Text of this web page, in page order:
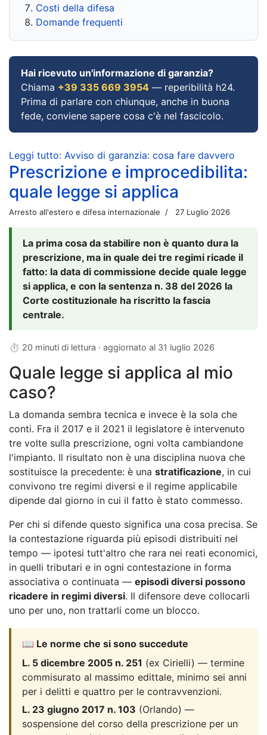
Costi della difesa
Domande frequenti
Hai ricevuto un'informazione di garanzia?
Chiama +39 335 669 3954 — reperibilità h24.
Prima di parlare con chiunque, anche in buona
fede, conviene sapere cosa c'è nel fascicolo.
Leggi tutto: Avviso di garanzia: cosa fare davvero
Prescrizione e improcedibilita:
quale legge si applica
Arresto all'estero e difesa internazionale 27 Luglio 2026
La prima cosa da stabilire non è quanto dura la
prescrizione, ma in quale dei tre regimi ricade il
fatto: la data di commissione decide quale legge
si applica, e con la sentenza n. 38 del 2026 la
Corte costituzionale ha riscritto la fascia
centrale.
⏱ 20 minuti di lettura · aggiornato al 31 luglio 2026
Quale legge si applica al mio
caso?
La domanda sembra tecnica e invece è la sola che
conti. Fra il 2017 e il 2021 il legislatore è intervenuto
tre volte sulla prescrizione, ogni volta cambiandone
l'impianto. Il risultato non è una disciplina nuova che
sostituisce la precedente: è una stratificazione, in cui
convivono tre regimi diversi e il regime applicabile
dipende dal giorno in cui il fatto è stato commesso.
Per chi si difende questo significa una cosa precisa. Se
la contestazione riguarda più episodi distribuiti nel
tempo — ipotesi tutt'altro che rara nei reati economici,
in quelli tributari e in ogni contestazione in forma
associativa o continuata — episodi diversi possono
ricadere in regimi diversi. Il difensore deve collocarli
uno per uno, non trattarli come un blocco.
📖 Le norme che si sono succedute
L. 5 dicembre 2005 n. 251 (ex Cirielli) — termine
commisurato al massimo edittale, minimo sei anni
per i delitti e quattro per le contravvenzioni.
L. 23 giugno 2017 n. 103 (Orlando) —
sospensione del corso della prescrizione per un